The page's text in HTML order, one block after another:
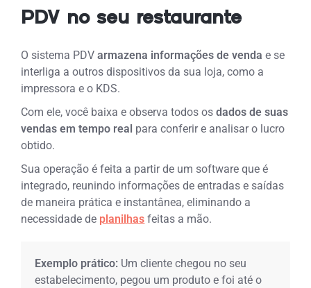
PDV no seu restaurante
O sistema PDVarmazena informações de venda e se
interliga a outros dispositivos da sua loja, como a
impressora e o KDS.
Com ele, você baixa e observa todos osdados de suas
vendas em tempo real para conferir e analisar o lucro
obtido.
Sua operação é feita a partir de um software que é
integrado, reunindo informações de entradas e saídas
de maneira prática e instantânea, eliminando a
necessidade de planilhas feitas a mão.
Exemplo prático: Um cliente chegou no seu
estabelecimento, pegou um produto e foi até o